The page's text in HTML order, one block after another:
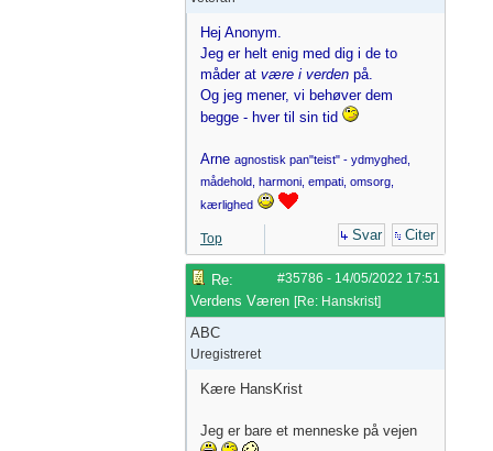
Hej Anonym.
Jeg er helt enig med dig i de to
måder at være i verden på.
Og jeg mener, vi behøver dem
begge - hver til sin tid
Arne agnostisk pan"teist" - ydmyghed,
mådehold, harmoni, empati, omsorg,
kærlighed
Top Svar Citer
#35786 - 14/05/2022 17:51
Re:
Verdens Væren [Re: Hanskrist]
ABC
Uregistreret
Kære HansKrist
Jeg er bare et menneske på vejen